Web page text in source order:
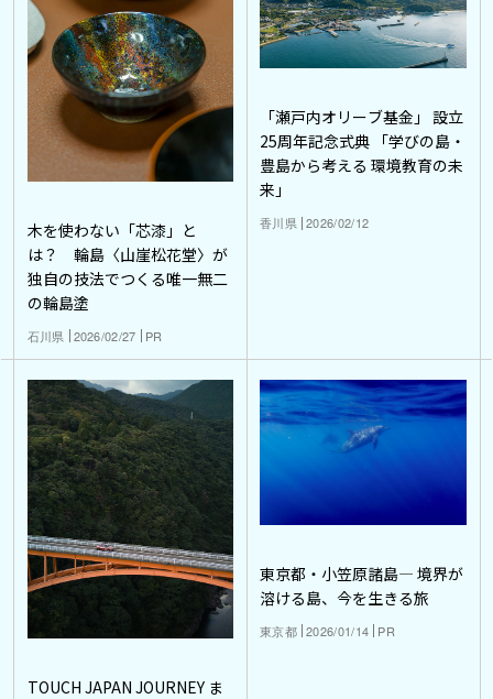
木を使わない「芯漆」と
は？ 輪島〈山崖松花堂〉が
独自の技法でつくる唯一無二
の輪島塗
石川県 2026/02/27 PR
「瀬戸内オリーブ基金」 設立
25周年記念式典 「学びの島・
豊島から考える 環境教育の未
来」
香川県 2026/02/12
TOUCH JAPAN JOURNEY ま
東京都・小笠原諸島― 境界が
溶ける島、今を生きる旅
東京都 2026/01/14 PR